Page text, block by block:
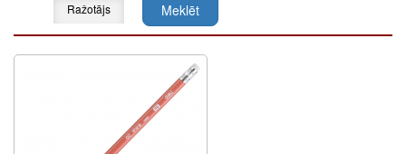
Ražotājs Meklēt